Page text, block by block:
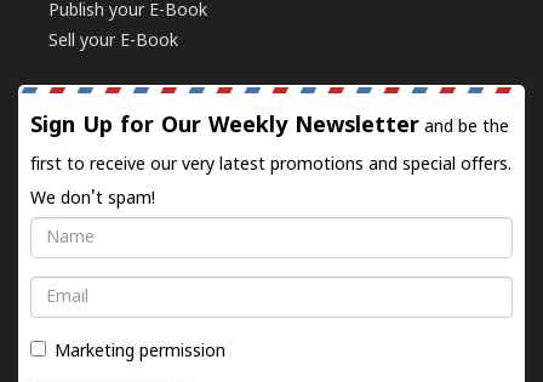
Publish your E-Book
Sell your E-Book
Sign Up for Our Weekly Newsletter and be the
first to receive our very latest promotions and special offers.
We don't spam!
Name
Email
Marketing permission